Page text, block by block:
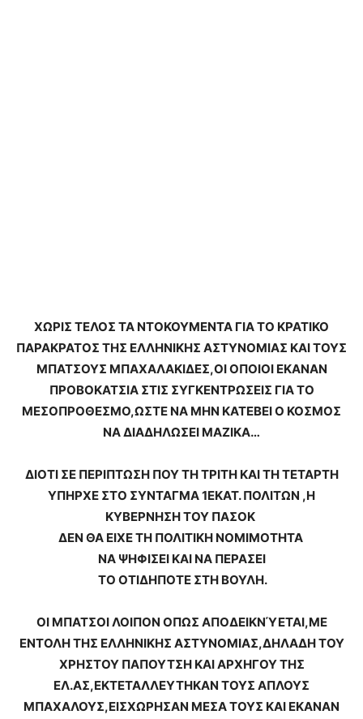
ΧΩΡΙΣ ΤΕΛΟΣ ΤΑ ΝΤΟΚΟΥΜΕΝΤΑ ΓΙΑ ΤΟ ΚΡΑΤΙΚΟ
ΠΑΡΑΚΡΑΤΟΣ ΤΗΣ ΕΛΛΗΝΙΚΗΣ ΑΣΤΥΝΟΜΙΑΣ ΚΑΙ ΤΟΥΣ
ΜΠΑΤΣΟΥΣ ΜΠΑΧΑΛΑΚΙΔΕΣ,ΟΙ ΟΠΟΙΟΙ ΕΚΑΝΑΝ
ΠΡΟΒΟΚΑΤΣΙΑ ΣΤΙΣ ΣΥΓΚΕΝΤΡΩΣΕΙΣ ΓΙΑ ΤΟ
ΜΕΣΟΠΡΟΘΕΣΜΟ,ΩΣΤΕ ΝΑ ΜΗΝ ΚΑΤΕΒΕΙ Ο ΚΟΣΜΟΣ
ΝΑ ΔΙΑΔΗΛΩΣΕΙ ΜΑΖΙΚΑ…
ΔΙΟΤΙ ΣΕ ΠΕΡΙΠΤΩΣΗ ΠΟΥ ΤΗ ΤΡΙΤΗ ΚΑΙ ΤΗ ΤΕΤΑΡΤΗ
ΥΠΗΡΧΕ ΣΤΟ ΣΥΝΤΑΓΜΑ 1ΕΚΑΤ. ΠΟΛΙΤΩΝ ,Η
ΚΥΒΕΡΝΗΣΗ ΤΟΥ ΠΑΣΟΚ
ΔΕΝ ΘΑ ΕΙΧΕ ΤΗ ΠΟΛΙΤΙΚΗ ΝΟΜΙΜΟΤΗΤΑ
ΝΑ ΨΗΦΙΣΕΙ ΚΑΙ ΝΑ ΠΕΡΑΣΕΙ
ΤΟ ΟΤΙΔΗΠΟΤΕ ΣΤΗ ΒΟΥΛΗ.
ΟΙ ΜΠΑΤΣΟΙ ΛΟΙΠΟΝ ΟΠΩΣ ΑΠΟΔΕΙΚΝΎΕΤΑΙ,ΜΕ
ΕΝΤΟΛΗ ΤΗΣ ΕΛΛΗΝΙΚΗΣ ΑΣΤΥΝΟΜΙΑΣ,ΔΗΛΑΔΗ ΤΟΥ
ΧΡΗΣΤΟΥ ΠΑΠΟΥΤΣΗ ΚΑΙ ΑΡΧΗΓΟΥ ΤΗΣ
ΕΛ.ΑΣ,ΕΚΤΕΤΑΛΛΕΥΤΗΚΑΝ ΤΟΥΣ ΑΠΛΟΥΣ
ΜΠΑΧΑΛΟΥΣ,ΕΙΣΧΩΡΗΣΑΝ ΜΕΣΑ ΤΟΥΣ ΚΑΙ ΕΚΑΝΑΝ